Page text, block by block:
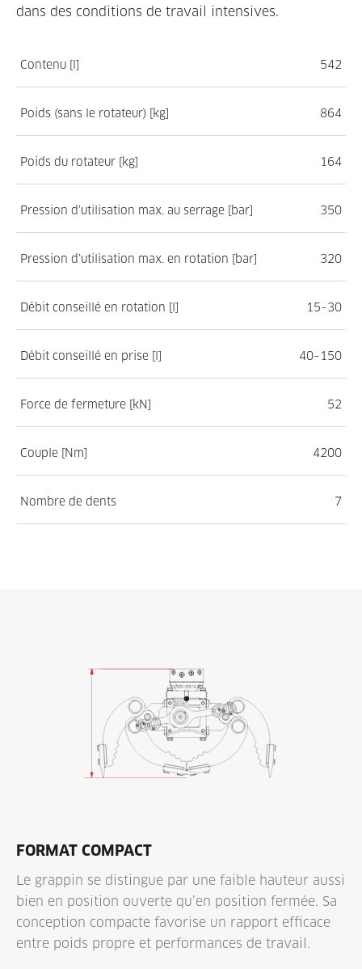
dans des conditions de travail intensives.
Contenu [l] 542
Poids (sans le rotateur) [kg] 864
Poids du rotateur [kg] 164
Pression d’utilisation max. au serrage [bar] 350
Pression d’utilisation max. en rotation [bar] 320
Débit conseillé en rotation [l] 15–30
Débit conseillé en prise [l] 40–150
Force de fermeture [kN] 52
Couple [Nm] 4200
Nombre de dents 7
FORMAT COMPACT
Le grappin se distingue par une faible hauteur aussi
bien en position ouverte qu’en position fermée. Sa
conception compacte favorise un rapport efficace
entre poids propre et performances de travail.